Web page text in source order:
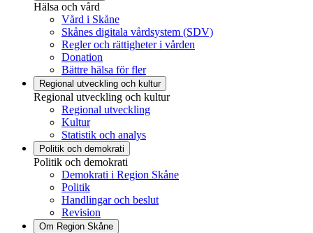
Hälsa och vård
Vård i Skåne
Skånes digitala vårdsystem (SDV)
Regler och rättigheter i vården
Donation
Bättre hälsa för fler
Regional utveckling och kultur
Regional utveckling och kultur
Regional utveckling
Kultur
Statistik och analys
Politik och demokrati
Politik och demokrati
Demokrati i Region Skåne
Politik
Handlingar och beslut
Revision
Om Region Skåne